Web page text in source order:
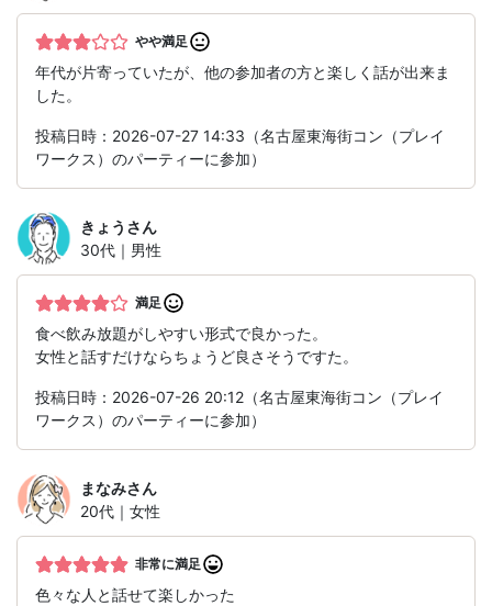
やや満足
年代が片寄っていたが、他の参加者の方と楽しく話が出来ま
した。
投稿日時：2026-07-27 14:33（名古屋東海街コン（プレイ
ワークス）のパーティーに参加）
きょう さん
30代｜男性
満足
食べ飲み放題がしやすい形式で良かった。
女性と話すだけならちょうど良さそうですた。
投稿日時：2026-07-26 20:12（名古屋東海街コン（プレイ
ワークス）のパーティーに参加）
まなみさん
20代｜女性
非常に満足
色々な人と話せて楽しかった